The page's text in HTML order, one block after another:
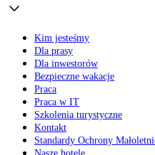
Kim jesteśmy
Dla prasy
Dla inwestorów
Bezpieczne wakacje
Praca
Praca w IT
Szkolenia turystyczne
Kontakt
Standardy Ochrony